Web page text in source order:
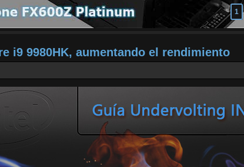
1
i9 9980HK, aumentando el rendimiento